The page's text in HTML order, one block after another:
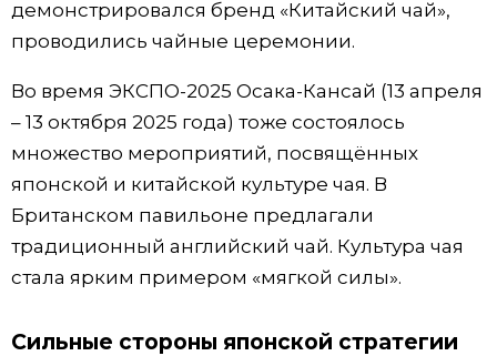
демонстрировался бренд «Китайский чай»,
проводились чайные церемонии.
Во время ЭКСПО-2025 Осака-Кансай (13 апреля
– 13 октября 2025 года) тоже состоялось
множество мероприятий, посвящённых
японской и китайской культуре чая. В
Британском павильоне предлагали
традиционный английский чай. Культура чая
стала ярким примером «мягкой силы».
Сильные стороны японской стратегии